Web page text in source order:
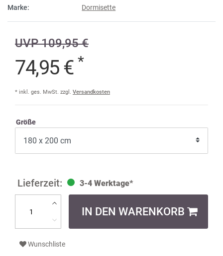
Marke:
Dormisette
UVP 109,95 €
74,95 € *
* inkl. ges. MwSt. zzgl. Versandkosten
Größe
3-4 Werktage*
IN DEN WARENKORB
Wunschliste